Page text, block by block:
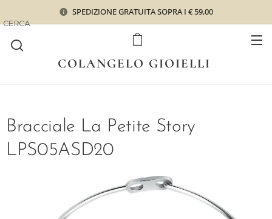
SPEDIZIONE GRATUITA SOPRA I € 59,00
COLANGELO GIOIELLI
CERCA
Bracciale La Petite Story
LPS05ASD20